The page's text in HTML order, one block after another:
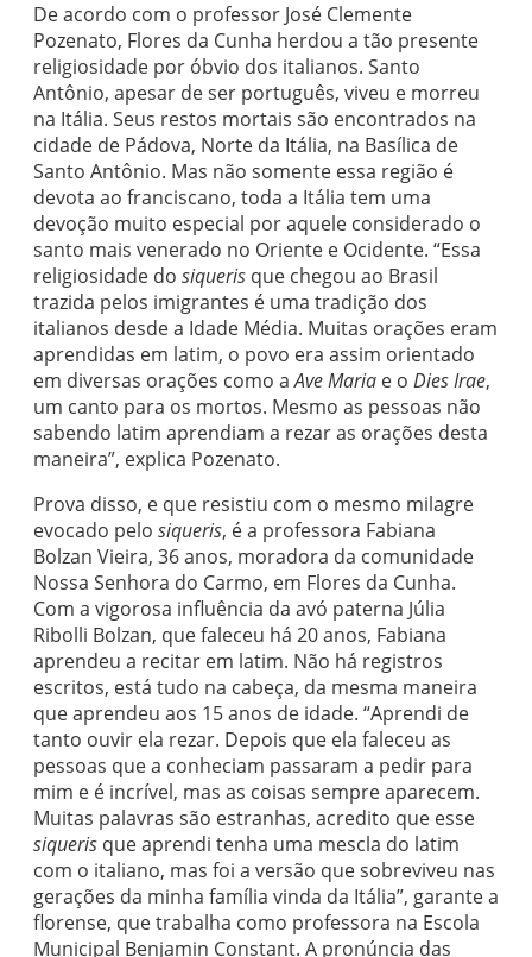
De acordo com o professor José Clemente
Pozenato, Flores da Cunha herdou a tão presente
religiosidade por óbvio dos italianos. Santo
Antônio, apesar de ser português, viveu e morreu
na Itália. Seus restos mortais são encontrados na
cidade de Pádova, Norte da Itália, na Basílica de
Santo Antônio. Mas não somente essa região é
devota ao franciscano, toda a Itália tem uma
devoção muito especial por aquele considerado o
santo mais venerado no Oriente e Ocidente. “Essa
religiosidade do siqueris que chegou ao Brasil
trazida pelos imigrantes é uma tradição dos
italianos desde a Idade Média. Muitas orações eram
aprendidas em latim, o povo era assim orientado
em diversas orações como aAve Maria e o Dies Irae,
um canto para os mortos. Mesmo as pessoas não
sabendo latim aprendiam a rezar as orações desta
maneira”, explica Pozenato.
Prova disso, e que resistiu com o mesmo milagre
evocado pelo siqueris, é a professora Fabiana
Bolzan Vieira, 36 anos, moradora da comunidade
Nossa Senhora do Carmo, em Flores da Cunha.
Com a vigorosa influência da avó paterna Júlia
Ribolli Bolzan, que faleceu há 20 anos, Fabiana
aprendeu a recitar em latim. Não há registros
escritos, está tudo na cabeça, da mesma maneira
que aprendeu aos 15 anos de idade. “Aprendi de
tanto ouvir ela rezar. Depois que ela faleceu as
pessoas que a conheciam passaram a pedir para
mim e é incrível, mas as coisas sempre aparecem.
Muitas palavras são estranhas, acredito que esse
siqueris que aprendi tenha uma mescla do latim
com o italiano, mas foi a versão que sobreviveu nas
gerações da minha família vinda da Itália”, garante a
florense, que trabalha como professora na Escola
Municipal Benjamin Constant. A pronúncia das